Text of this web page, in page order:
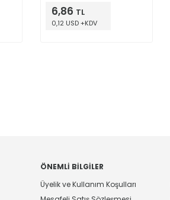
6,86 TL
0,12 USD +KDV
ÖNEMLI BILGILER
Üyelik ve Kullanım Koşulları